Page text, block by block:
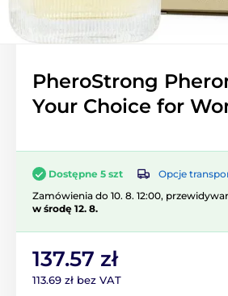
PheroStrong
Your Choice for
Dostępne 5 szt
Opcje
Zamówienia do 10. 8. 12:00,
w środę 12. 8.
137.57 zł
113.69 zł bez VAT